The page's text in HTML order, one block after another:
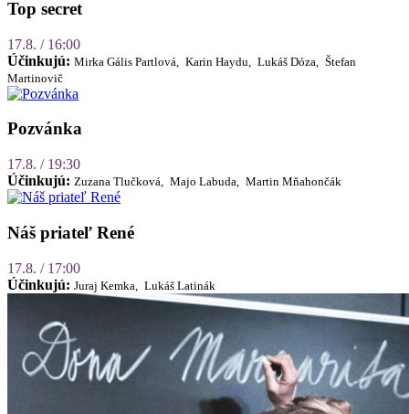
Top secret
17.8. / 16:00
Účinkujú: Mirka Gális Partlová, Karin Haydu, Lukáš Dóza,
Štefan
Martinovič
Pozvánka
17.8. / 19:30
Účinkujú: Zuzana Tlučková, Majo Labuda, Martin Mňahončák
Náš priateľ René
17.8. / 17:00
Účinkujú: Juraj Kemka, Lukáš Latinák